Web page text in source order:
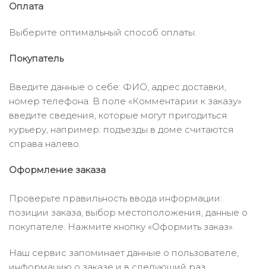
Оплата
Выберите оптимальный способ оплаты.
Покупатель
Введите данные о себе: ФИО, адрес доставки,
номер телефона. В поле «Комментарии к заказу»
введите сведения, которые могут пригодиться
курьеру, например: подъезды в доме считаются
справа налево.
Оформление заказа
Проверьте правильность ввода информации:
позиции заказа, выбор местоположения, данные о
покупателе. Нажмите кнопку «Оформить заказ».
Наш сервис запоминает данные о пользователе,